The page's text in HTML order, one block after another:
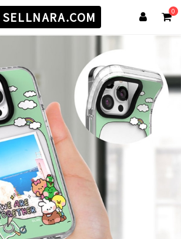
0
SELLNARA.COM